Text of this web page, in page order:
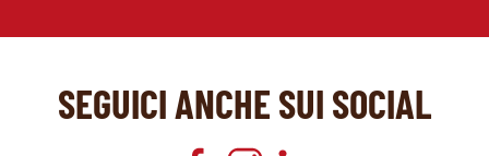
SEGUICI ANCHE SUI SOCIAL